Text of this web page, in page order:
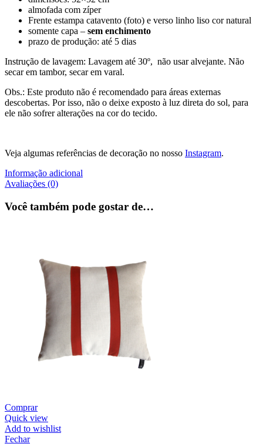
almofada com zíper
Frente estampa catavento (foto) e verso linho liso cor natural
somente capa – sem enchimento
prazo de produção: até 5 dias
Instrução de lavagem: Lavagem até 30º, não usar alvejante. Não
secar em tambor, secar em varal.
Obs.: Este produto não é recomendado para áreas externas
descobertas. Por isso, não o deixe exposto à luz direta do sol, para
ele não sofrer alterações na cor do tecido.
Veja algumas referências de decoração no nosso Instagram.
Informação adicional
Avaliações (0)
Você também pode gostar de…
Comprar
Quick view
Add to wishlist
Fechar